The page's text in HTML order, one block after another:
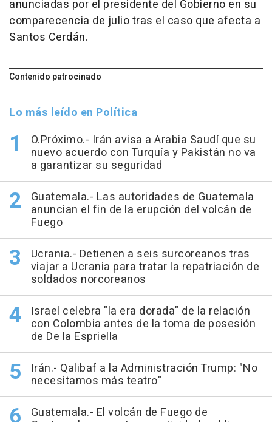
anunciadas por el presidente del Gobierno en su
comparecencia de julio tras el caso que afecta a
Santos Cerdán.
Contenido patrocinado
Lo más leído en Política
O.Próximo.- Irán avisa a Arabia Saudí que su
nuevo acuerdo con Turquía y Pakistán no va
a garantizar su seguridad
Guatemala.- Las autoridades de Guatemala
anuncian el fin de la erupción del volcán de
Fuego
Ucrania.- Detienen a seis surcoreanos tras
viajar a Ucrania para tratar la repatriación de
soldados norcoreanos
Israel celebra "la era dorada" de la relación
con Colombia antes de la toma de posesión
de De la Espriella
Irán.- Qalibaf a la Administración Trump: "No
necesitamos más teatro"
Guatemala.- El volcán de Fuego de